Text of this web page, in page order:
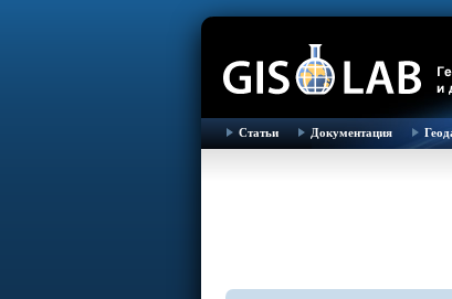
Статьи Документация